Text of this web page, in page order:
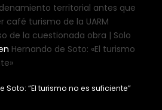
territorial antes que
café turismo de la UARM
de la cuestionada obra | Solo
Hernando de Soto: «El turismo
Soto: “El turismo no es suficiente”